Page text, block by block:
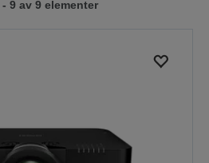
til
til
9 av 9 elementer